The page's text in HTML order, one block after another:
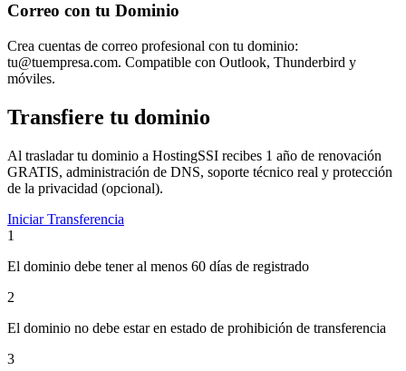
Correo con tu Dominio
Crea cuentas de correo profesional con tu dominio:
tu@tuempresa.com. Compatible con Outlook, Thunderbird y
móviles.
Transfiere tu dominio
Al trasladar tu dominio a HostingSSI recibes 1 año de renovación
GRATIS, administración de DNS, soporte técnico real y protección
de la privacidad (opcional).
Iniciar Transferencia
1
El dominio debe tener al menos 60 días de registrado
2
El dominio no debe estar en estado de prohibición de transferencia
3